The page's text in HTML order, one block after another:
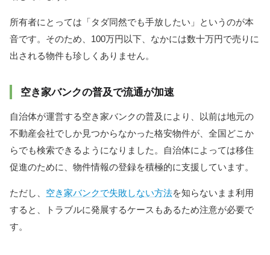
所有者にとっては「タダ同然でも手放したい」というのが本
音です。そのため、100万円以下、なかには数十万円で売りに
出される物件も珍しくありません。
空き家バンクの普及で流通が加速
自治体が運営する空き家バンクの普及により、以前は地元の
不動産会社でしか見つからなかった格安物件が、全国どこか
らでも検索できるようになりました。自治体によっては移住
促進のために、物件情報の登録を積極的に支援しています。
ただし、 空き家バンクで失敗しない方法を知らないまま利用
すると、トラブルに発展するケースもあるため注意が必要で
す。